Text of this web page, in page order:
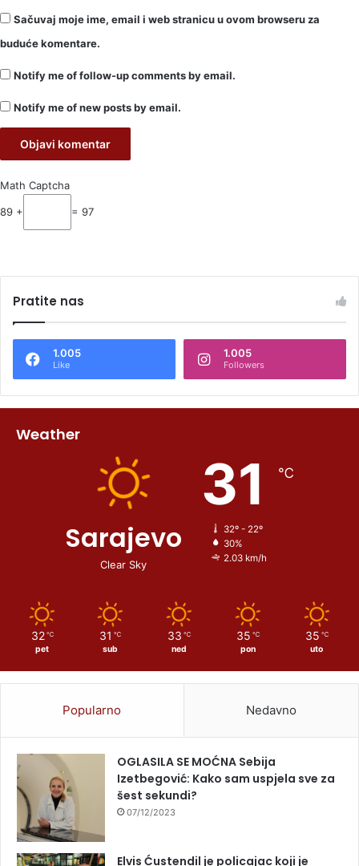
Sačuvaj moje ime, email i web stranicu u ovom browseru za
buduće komentare.
Notify me of follow-up comments by email.
Notify me of new posts by email.
Math Captcha
89 + = 97
Pratite nas
1.005
Like
1.005
Followers
Weather
Sarajevo
Clear Sky
31 ℃
32º - 22º
30%
2.03 km/h
32 ℃
pet
31 ℃
sub
33 ℃
ned
35 ℃
pon
35 ℃
uto
Popularno Nedavno
OGLASILA SE MOĆNA Sebija
Izetbegović: Kako sam uspjela sve za
šest sekundi?
07/12/2023
Elvis Ćustendil je policajac koji je